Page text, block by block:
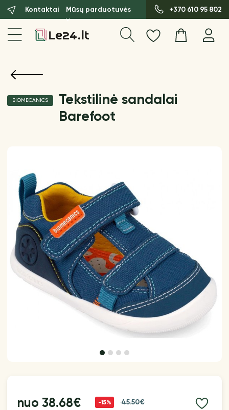
Kontaktai Mūsų parduotuvės +370 610 95 802
BIOMECANICS
Tekstilinė sandalai
Barefoot
nuo38.68€ -15% 45.50€